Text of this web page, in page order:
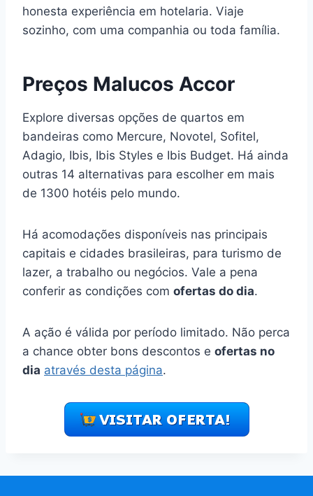
honesta experiência em hotelaria. Viaje
sozinho, com uma companhia ou toda família.
Preços Malucos Accor
Explore diversas opções de quartos em
bandeiras como Mercure, Novotel, Sofitel,
Adagio, Ibis, Ibis Styles e Ibis Budget. Há ainda
outras 14 alternativas para escolher em mais
de 1300 hotéis pelo mundo.
Há acomodações disponíveis nas principais
capitais e cidades brasileiras, para turismo de
lazer, a trabalho ou negócios. Vale a pena
conferir as condições com ofertas do dia.
A ação é válida por período limitado. Não perca
a chance obter bons descontos e ofertas no
dia através desta página.